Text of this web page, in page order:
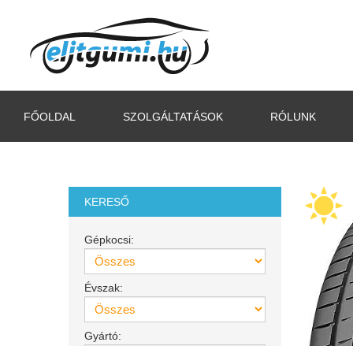
FŐOLDAL SZOLGÁLTATÁSOK RÓLUNK
KERESŐ
Gépkocsi:
Évszak:
Gyártó: